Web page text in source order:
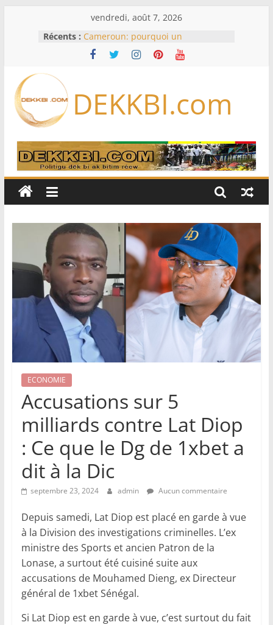
vendredi, août 7, 2026
Récents : Cameroun: pourquoi un
remaniement au sommet de
l’armée alors que Paul Biya est hors
logiciels écrits par l’IA, dominé par
Anthropic et OpenAI
Disney s’associe à TikTok pour tirer
davantage profit de ses univers
légendaires
France – Algérie: l’affaire Mehdi
policière contre le narcotrafic
DEKKBI.com
ECONOMIE
Accusations sur 5
milliards contre Lat Diop
: Ce que le Dg de 1xbet a
dit à la Dic
septembre 23, 2024 admin Aucun commentaire
Depuis samedi, Lat Diop est placé en garde à vue
à la Division des investigations criminelles. L’ex
ministre des Sports et ancien Patron de la
Lonase, a surtout été cuisiné suite aux
accusations de Mouhamed Dieng, ex Directeur
général de 1xbet Sénégal.
Si Lat Diop est en garde à vue, c’est surtout du fait